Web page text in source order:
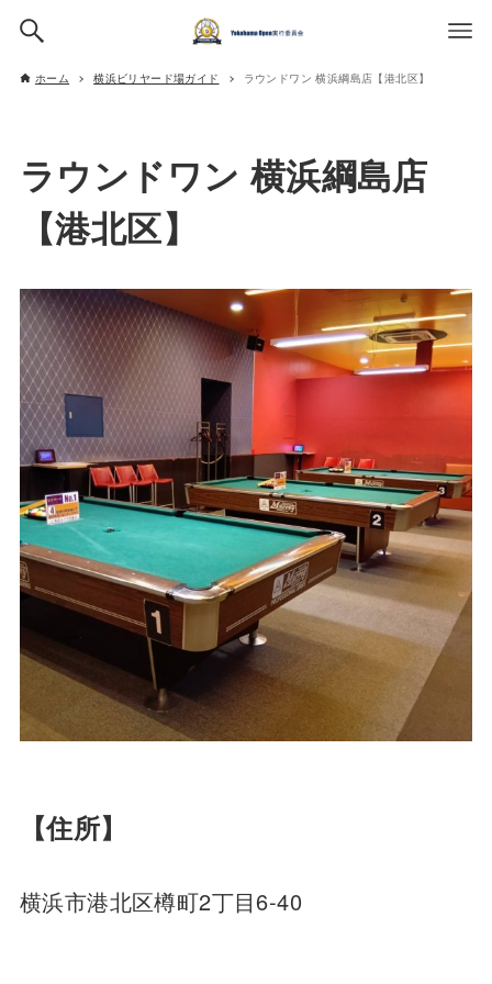
ホーム 横浜ビリヤード場ガイド ラウンドワン 横浜綱島店【港北区】
ラウンドワン 横浜綱島店
【港北区】
【住所】
横浜市港北区樽町2丁目6-40